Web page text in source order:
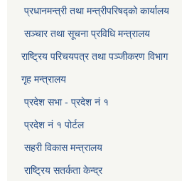
प्रधानमन्त्री तथा मन्त्रीपरिषद्को कार्यालय
सञ्‍चार तथा सूचना प्रविधि मन्त्रालय
राष्ट्रिय परिचयपत्र तथा पञ्जीकरण विभाग​
गृह मन्त्रालय
प्रदेश सभा - प्रदेश नं १
प्रदेश नं १ पोर्टल
सहरी विकास मन्त्रालय
राष्ट्रिय सतर्कता केन्द्र